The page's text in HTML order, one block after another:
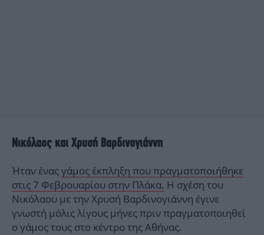
Νικόλαος και Χρυσή Βαρδινογιάννη
Ήταν έναςγάμος έκπληξη που πραγματοποιήθηκε
στις 7 Φεβρουαρίου στην Πλάκα. Η σχέση του
Νικόλαου με την Χρυσή Βαρδινογιάννη έγινε
γνωστή μόλις λίγους μήνες πριν πραγματοποιηθεί
ο γάμος τους στο κέντρο της Αθήνας.